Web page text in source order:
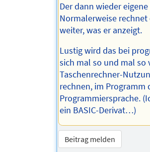
Der dann wieder
Normalerweise
weiter, was er anzeigt.
Lustig wird das bei
sich mal so und mal so
Taschenrechner-
rechnen, im Programm
Programmiersprache.
ein BASIC-Derivat…)
Beitrag melden